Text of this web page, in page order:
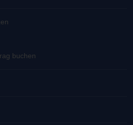
buchen